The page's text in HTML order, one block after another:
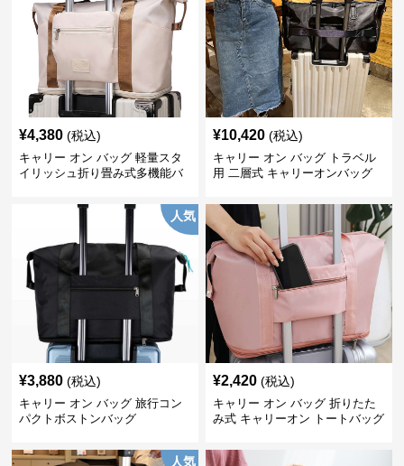
¥4,380 (税込)
キャリー オン バッグ 軽量スタ
イリッシュ折り畳み式多機能バ
¥10,420 (税込)
キャリー オン バッグ トラベル
用 二層式 キャリーオンバッグ
人気
¥3,880 (税込)
キャリー オン バッグ 旅行コン
パクトボストンバッグ
¥2,420 (税込)
キャリー オン バッグ 折りたた
み式 キャリーオン トートバッグ
人気